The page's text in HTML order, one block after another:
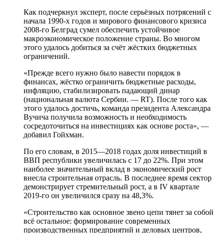
Как подчеркнул эксперт, после серьёзных потрясений с
начала 1990-х годов и мирового финансового кризиса
2008-го Белград сумел обеспечить устойчивое
макроэкономическое положение страны. Во многом
этого удалось добиться за счёт жёстких бюджетных
ограничений.
«Прежде всего нужно было навести порядок в
финансах, жёстко ограничить бюджетные расходы,
инфляцию, стабилизировать падающий динар
(национальная валюта Сербии. — RT). После того как
этого удалось достичь, команда президента Александра
Вучича получила возможность и необходимость
сосредоточиться на инвестициях как основе роста», —
добавил Гойхман.
По его словам, в 2015—2018 годах доля инвестиций в
ВВП республики увеличилась с 17 до 22%. При этом
наиболее значительный вклад в экономический рост
внесла строительная отрасль. В последнее время сектор
демонстрирует стремительный рост, а в IV квартале
2019-го он увеличился сразу на 48,3%.
«Строительство как основное звено цепи тянет за собой
всё остальное: формирование современных
производственных предприятий и деловых центров,